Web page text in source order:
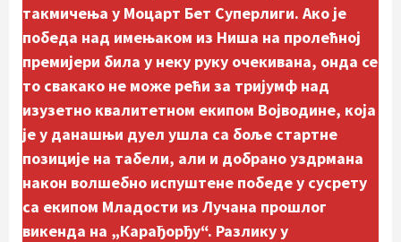
такмичења у Моцарт Бет Суперлиги. Ако је
победа над имењаком из Ниша на пролећној
премијери била у неку руку очекивана, онда се
то свакако не може рећи за тријумф над
изузетно квалитетном екипом Војводине, која
је у данашњи дуел ушла са боље стартне
позиције на табели, али и добрано уздрмана
након волшебно испуштене победе у сусрету
са екипом Младости из Лучана прошлог
викенда на „Карађорђу“. Разлику у